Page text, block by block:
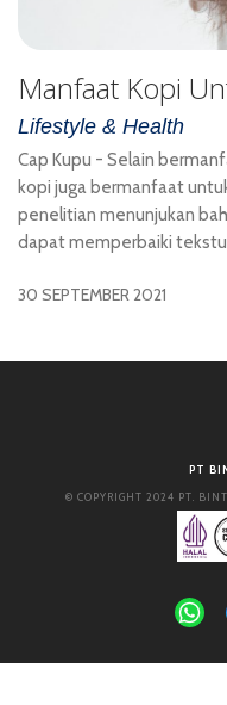
Manfaat Kopi
Lifestyle & Health
Cap Kupu - Selain
kopi juga bermanfaat
penelitian menunjukan
dapat memperbaiki
30 SEPTEMBER 2021
PT
© COPYRIGHT 2024 PT.